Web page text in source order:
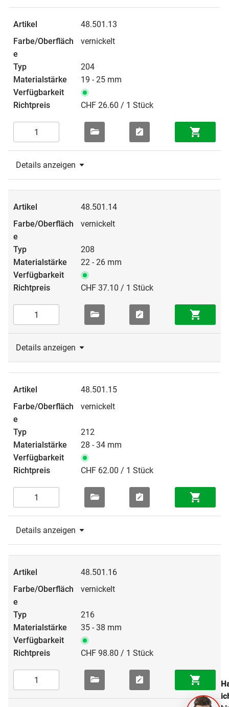
48.501.13
vernickelt
204
19 - 25 mm
CHF 26.60 / 1 Stück
Details anzeigen
48.501.14
vernickelt
208
22 - 26 mm
CHF 37.10 / 1 Stück
Details anzeigen
48.501.15
vernickelt
212
28 - 34 mm
CHF 62.00 / 1 Stück
Details anzeigen
48.501.16
vernickelt
216
35 - 38 mm
CHF 98.80 / 1 Stück